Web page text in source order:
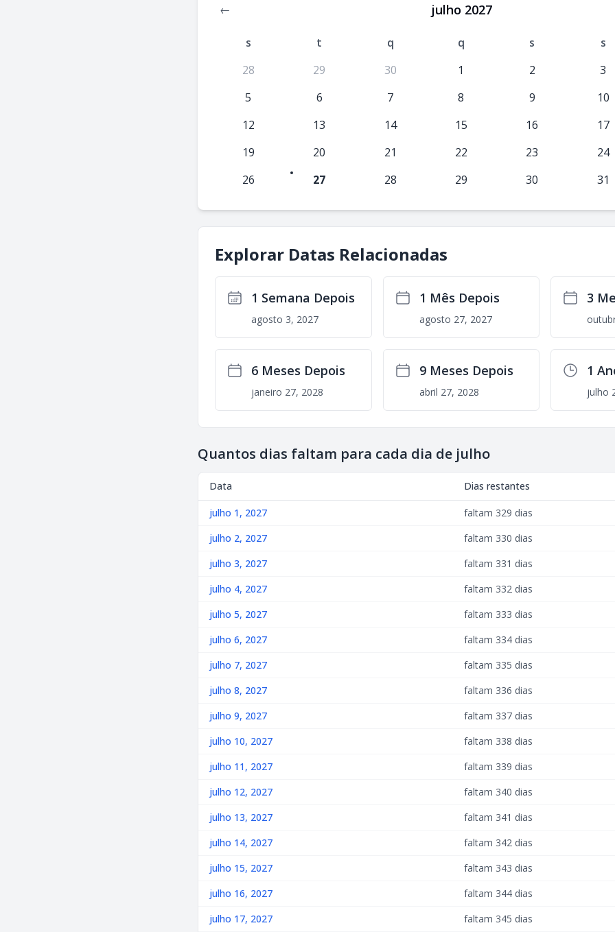
← julho 2027
s t q q s
s
28
29 30 1 2
3
5
6 7 8 9
10
12
13 14 15 16
17
19
20 21 22 23
24
26
27 28 29 30 31
Explorar Datas Relacionadas
1 Semana Depois
agosto 3, 2027
1 Mês Depois
agosto 27, 2027
3
6 Meses Depois
janeiro 27, 2028
9 Meses Depois
abril 27, 2028
1
julho
Quantos dias faltam para cada dia de julho
Data Dias restantes
julho 1, 2027
faltam 329 dias
julho 2, 2027
faltam 330 dias
julho 3, 2027
faltam 331 dias
julho 4, 2027
faltam 332 dias
julho 5, 2027
faltam 333 dias
julho 6, 2027
faltam 334 dias
julho 7, 2027
faltam 335 dias
julho 8, 2027
faltam 336 dias
julho 9, 2027
faltam 337 dias
julho 10, 2027
faltam 338 dias
julho 11, 2027
faltam 339 dias
julho 12, 2027
faltam 340 dias
julho 13, 2027
faltam 341 dias
julho 14, 2027
faltam 342 dias
julho 15, 2027
faltam 343 dias
julho 16, 2027
faltam 344 dias
julho 17, 2027
faltam 345 dias